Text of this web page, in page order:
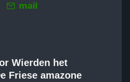
mail
Wierden het
Friese amazone